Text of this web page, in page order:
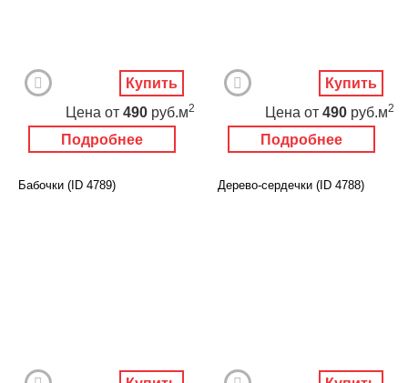
Подробнее
Цена от 490 руб.м2
Купить
Подробнее
Цена от 490 руб.м2
Купить
Бабочки (ID 4789) Дерево-сердечки (ID 4788)